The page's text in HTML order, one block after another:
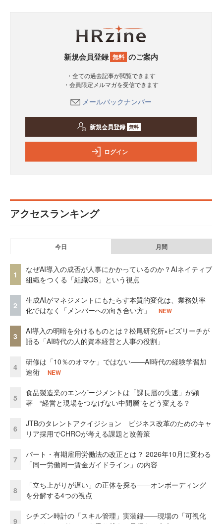
新規会員登録 無料 のご案内
・全ての過去記事が閲覧できます
・会員限定メルマガを受信できます
メールバックナンバー
新規会員登録 無料
ログイン
アクセスランキング
今日 月間
1
なぜAI導入の成否が人事にかかっているのか？AIネイティブ
組織をつくる「組織OS」という視点
2
生成AIがマネジメントにもたらす本質的変化は、業務効率
化ではなく「メンバーへの向き合い方」
NEW
3
AI導入の明暗を分けるものとは？松尾研究所×ビズリーチが
語る「AI時代の人的資本経営と人事の役割」
4
研修は「10％のオマケ」ではない——AI時代の経験学習加
速術
NEW
5
食品製造業のエンゲージメントは「課長層の失速」が顕
著 “経営と現場をつなげない中間層”をどう変える？
6
JTBのタレントアクイジション ビジネス改革のためのキャ
リア採用でCHROが考える課題と改善策
7
パート・有期雇用労働法の改正とは？ 2026年10月に変わる
「同一労働同一賃金ガイドライン」の内容
8
「立ち上がりが遅い」の正体を探る——オンボーディング
を分解する4つの視点
9
シチズン時計の「スキル管理」実装録——現場の「可視化